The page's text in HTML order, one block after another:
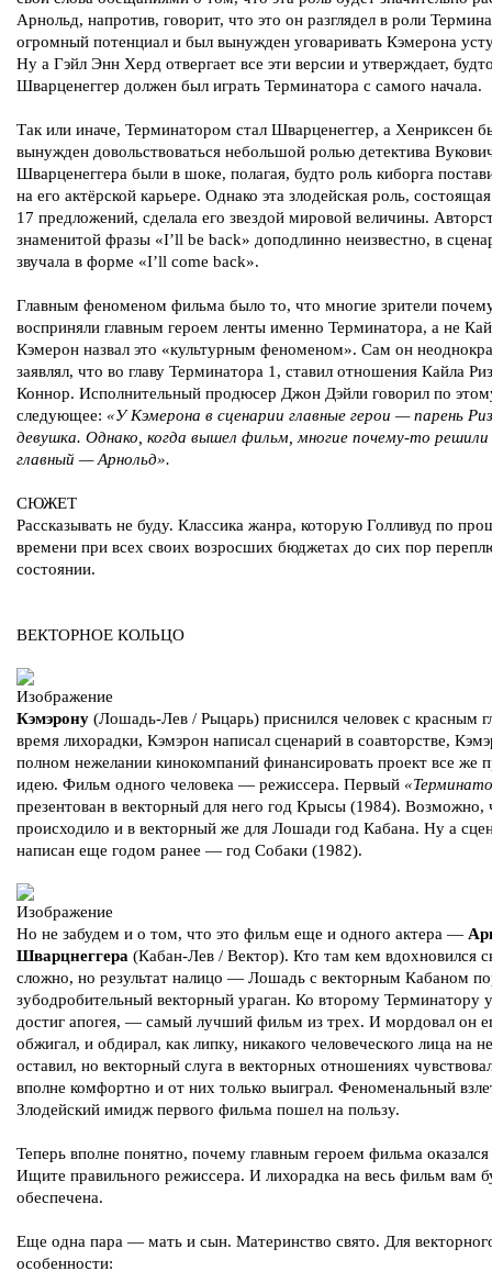
Арнольд, напротив, говорит, что это он разглядел в роли
огромный потенциал и был вынужден уговаривать Кэмерона
Ну а Гэйл Энн Херд отвергает все эти версии и утверждает,
Шварценеггер должен был играть Терминатора с самого начала.
Так или иначе, Терминатором стал Шварценеггер, а Хенриксен
вынужден довольствоваться небольшой ролью детектива
Шварценеггера были в шоке, полагая, будто роль киборга
на его актёрской карьере. Однако эта злодейская роль,
17 предложений, сделала его звездой мировой величины.
знаменитой фразы «I’ll be back» доподлинно неизвестно, в
звучала в форме «I’ll come back».
Главным феноменом фильма было то, что многие зрители
восприняли главным героем ленты именно Терминатора, а не
Кэмерон назвал это «культурным феноменом». Сам он
заявлял, что во главу Терминатора 1, ставил отношения Кайла
Коннор. Исполнительный продюсер Джон Дэйли говорил по
следующее: «У Кэмерона в сценарии главные герои — парень
девушка. Однако, когда вышел фильм, многие почему-то
главный — Арнольд».
СЮЖЕТ
Рассказывать не буду. Классика жанра, которую Голливуд по
времени при всех своих возросших бюджетах до сих пор
состоянии.
ВЕКТОРНОЕ КОЛЬЦО
Кэмэрону (Лошадь-Лев / Рыцарь) приснился человек с красным
время лихорадки, Кэмэрон написал сценарий в соавторстве,
полном нежелании кинокомпаний финансировать проект все же
идею. Фильм одного человека — режиссера. Первый
презентован в векторный для него год Крысы (1984). Возможно,
происходило и в векторный же для Лошади год Кабана. Ну а
написан еще годом ранее — год Собаки (1982).
Но не забудем и о том, что это фильм еще и одного актера —
Шварцнеггера (Кабан-Лев / Вектор). Кто там кем вдохновился
сложно, но результат налицо — Лошадь с векторным Кабаном
зубодробительный векторный ураган. Ко второму Терминатору
достиг апогея, — самый лучший фильм из трех. И мордовал он
обжигал, и обдирал, как липку, никакого человеческого лица на
оставил, но векторный слуга в векторных отношениях
вполне комфортно и от них только выиграл. Феноменальный
Злодейский имидж первого фильма пошел на пользу.
Теперь вполне понятно, почему главным героем фильма
Ищите правильного режиссера. И лихорадка на весь фильм вам
обеспечена.
Еще одна пара — мать и сын. Материнство свято. Для
особенности: